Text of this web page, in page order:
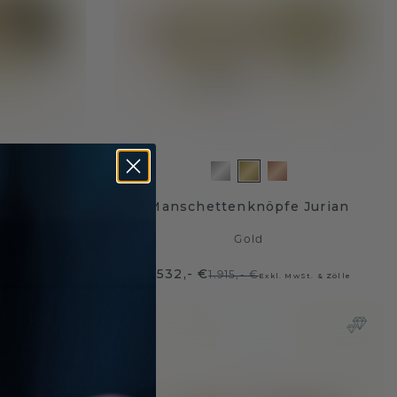
Manschettenknöpfe Jurian
Gold
1.532,- €1.915,- €Exkl. MwSt. & Zölle